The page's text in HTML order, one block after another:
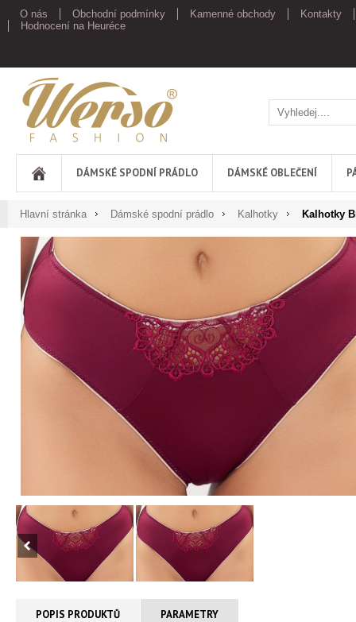
O nás Obchodní podmínky Kamenné obchody
Kontakty
Hodnocení na Heuréce
Werso
DÁMSKÉ SPODNÍ PRÁDLO DÁMSKÉ OBLEČENÍ
Hlavní stránka Dámské spodní prádlo Kalhotky Kalhotky
POPIS PRODUKTŮ PARAMETRY